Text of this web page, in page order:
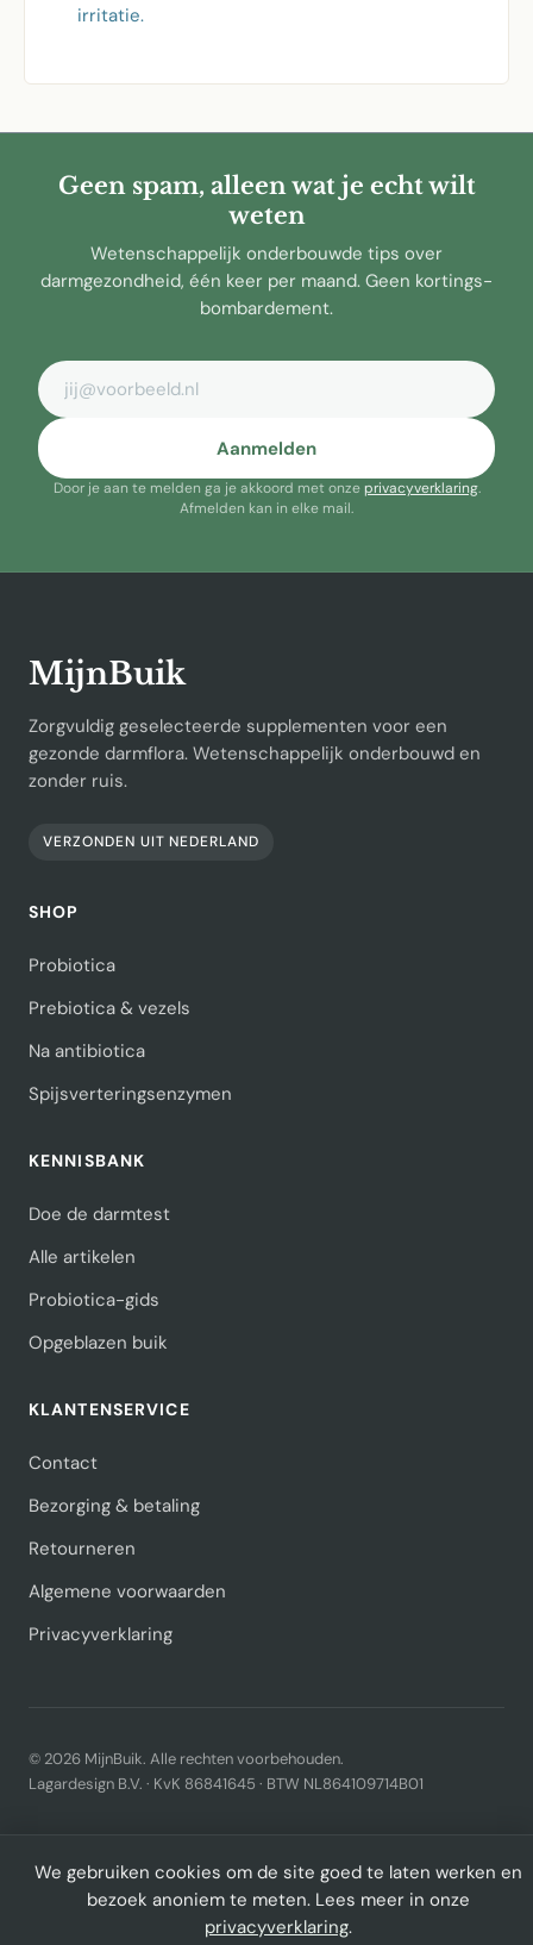
irritatie.
Geen spam, alleen wat je echt wilt
weten
Wetenschappelijk onderbouwde tips over
darmgezondheid, één keer per maand. Geen kortings-
bombardement.
E-mailadres
Aanmelden
Door je aan te melden ga je akkoord met onzeprivacyverklaring.
Afmelden kan in elke mail.
MijnBuik
Zorgvuldig geselecteerde supplementen voor een
gezonde darmflora. Wetenschappelijk onderbouwd en
zonder ruis.
VERZONDEN UIT NEDERLAND
SHOP
Probiotica
Prebiotica & vezels
Na antibiotica
Spijsverteringsenzymen
KENNISBANK
Doe de darmtest
Alle artikelen
Probiotica-gids
Opgeblazen buik
KLANTENSERVICE
Contact
Bezorging & betaling
Retourneren
Algemene voorwaarden
Privacyverklaring
© 2026 MijnBuik. Alle rechten voorbehouden.
Lagardesign B.V. · KvK 86841645 · BTW NL864109714B01
We gebruiken cookies om de site goed te laten werken en
bezoek anoniem te meten. Lees meer in onze
privacyverklaring.